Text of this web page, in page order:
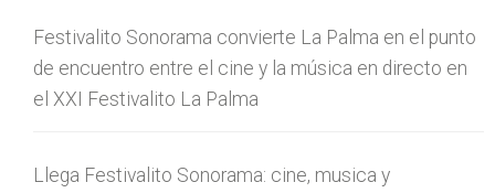
Festivalito Sonorama convierte La Palma en el punto
de encuentro entre el cine y la música en directo en
el XXI Festivalito La Palma
Llega Festivalito Sonorama: cine, musica y